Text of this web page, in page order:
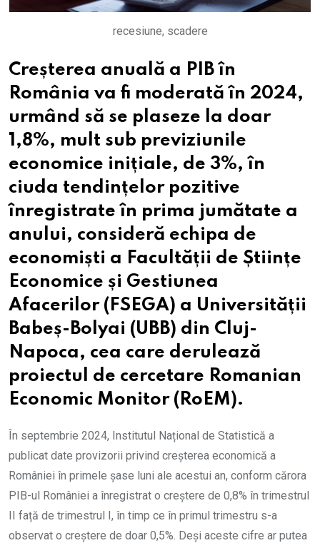
recesiune, scadere
Creșterea anuală a PIB în
România va fi moderată în 2024,
urmând să se plaseze la doar
1,8%, mult sub previziunile
economice inițiale, de 3%, în
ciuda tendințelor pozitive
înregistrate în prima jumătate a
anului, consideră echipa de
economiști a Facultății de Științe
Economice și Gestiunea
Afacerilor (FSEGA) a Universității
Babeș-Bolyai (UBB) din Cluj-
Napoca, cea care derulează
proiectul de cercetare Romanian
Economic Monitor (RoEM).
În septembrie 2024, Institutul Național de Statistică a
publicat date provizorii privind creșterea economică a
României în primele șase luni ale acestui an, conform cărora
PIB-ul României a înregistrat o creștere de 0,8% în trimestrul
II față de trimestrul I, în timp ce în primul trimestru s-a
observat o creștere de doar 0,5%. Deși aceste cifre ar putea